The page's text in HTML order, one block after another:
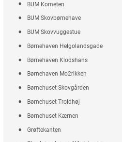
BUM Kometen
BUM Skovbørnehave
BUM Skovvuggestue
Børnehaven Helgolandsgade
Børnehaven Klodshans
Børnehaven Mo2rikken
Børnehuset Skovgården
Børnehuset Troldhøj
Børnehuset Kærnen
Grøftekanten